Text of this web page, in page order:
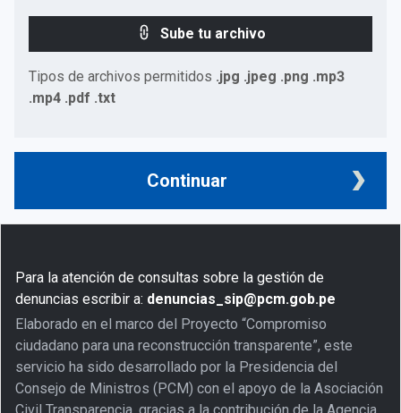
Sube tu archivo
Tipos de archivos permitidos .jpg .jpeg .png .mp3
.mp4 .pdf .txt
Continuar
Para la atención de consultas sobre la gestión de
denuncias escribir a: denuncias_sip@pcm.gob.pe
Elaborado en el marco del Proyecto “Compromiso
ciudadano para una reconstrucción transparente”, este
servicio ha sido desarrollado por la Presidencia del
Consejo de Ministros (PCM) con el apoyo de la Asociación